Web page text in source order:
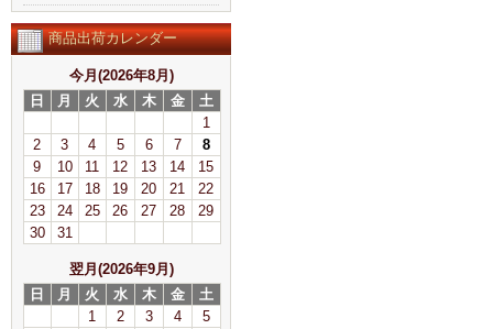
商品出荷カレンダー
今月(2026年8月)
日
月 火 水 木 金
土
1
2
3 4 5 6 7
8
9
10 11 12 13 14
15
16
17 18 19 20 21
22
23
24 25 26 27 28
29
30
31
翌月(2026年9月)
日
月 火 水 木 金
土
1
2 3 4
5